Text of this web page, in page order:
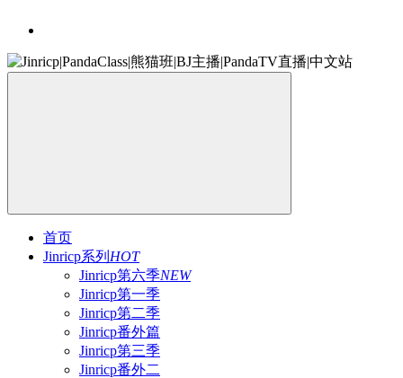
首页
Jinricp系列 HOT
Jinricp第六季NEW
Jinricp第一季
Jinricp第二季
Jinricp番外篇
Jinricp第三季
Jinricp番外二